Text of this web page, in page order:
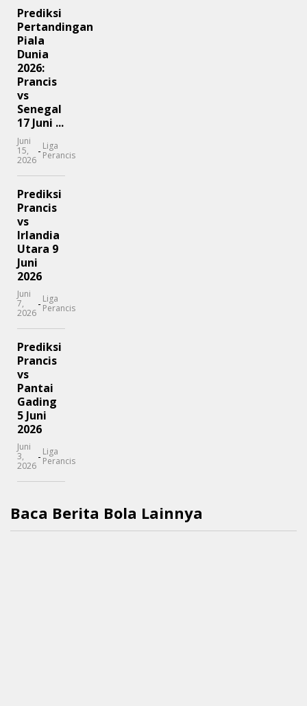
Prediksi
Pertandingan
Piala
Dunia
2026:
Prancis
vs
Senegal
17 Juni ...
Juni
15,
2026
- Liga
Perancis
Prediksi
Prancis
vs
Irlandia
Utara 9
Juni
2026
Juni
7,
2026
- Liga
Perancis
Prediksi
Prancis
vs
Pantai
Gading
5 Juni
2026
Juni
3,
2026
- Liga
Perancis
Baca Berita Bola Lainnya